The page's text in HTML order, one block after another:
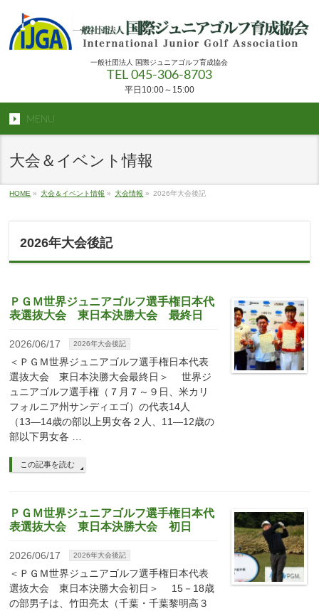
一般社団法人 国際ジュニアゴルフ育成協会
TEL 045-306-8703
平日10:00～15:00
MENU
大会＆イベント情報
HOME » 大会＆イベント情報 » 大会情報 » 2026年大会後記
2026年大会後記
ＰＧＭ世界ジュニアゴルフ選手権日本代
表選抜大会 東日本決勝大会 最終日
2026/06/17 2026年大会後記
＜ＰＧＭ世界ジュニアゴルフ選手権日本代表
選抜大会 東日本決勝大会最終日＞ 世界ジ
ュニアゴルフ選手権（７月７～９日、米カリ
フォルニア州サンディエゴ）の代表14人
（13―14歳の部以上男女各２人、11―12歳の
部以下男女各 …
この記事を読む
ＰＧＭ世界ジュニアゴルフ選手権日本代
表選抜大会 東日本決勝大会 初日
2026/06/17 2026年大会後記
＜ＰＧＭ世界ジュニアゴルフ選手権日本代表
選抜大会 東日本決勝大会初日＞ 15－18歳
の部男子は、竹田亮太（千葉・千葉黎明高３